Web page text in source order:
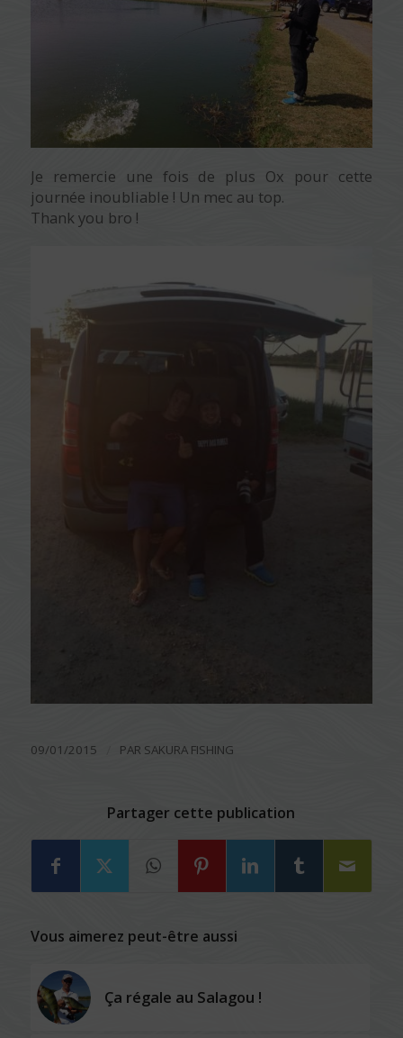
Je remercie une fois de plus Ox pour cette
journée inoubliable ! Un mec au top.
Thank you bro !
09/01/2015 PAR SAKURA FISHING
Partager cette publication
Vous aimerez peut-être aussi
Ça régale au Salagou !